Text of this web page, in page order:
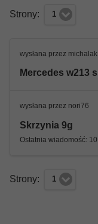
Strony: 1
wysłana przez michalak
wysłana przez nori76
Skrzynia 9g
Strony: 1